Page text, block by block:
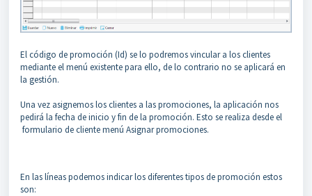
El código de promoción (Id) se lo podremos vincular a los clientes
mediante el menú existente para ello, de lo contrario no se aplicará en
la gestión.
Una vez asignemos los clientes a las promociones, la aplicación nos
pedirá la fecha de inicio y fin de la promoción. Esto se realiza desde el
formulario de cliente menú Asignar promociones.
En las líneas podemos indicar los diferentes tipos de promoción estos
son: